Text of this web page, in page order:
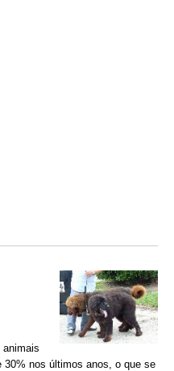
animais
30% nos últimos anos, o que se